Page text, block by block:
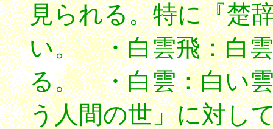
見られる。特に『楚
い。 ・白雲飛：白
る。 ・白雲：白い
う人間の世」に対し